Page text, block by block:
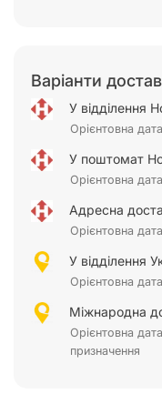
Варіанти
У відділення
Орієнтовна
У поштомат
Орієнтовна
Адресна
Орієнтовна
У відділення
Орієнтовна
Міжнародна
Орієнтовна
призначення